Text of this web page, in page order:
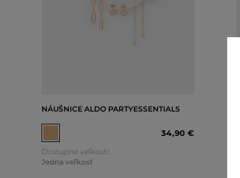
NÁUŠNICE ALDO PARTYESSENTIALS
34,90 €
Dostupné veľkosti:
Jedna veľkosť